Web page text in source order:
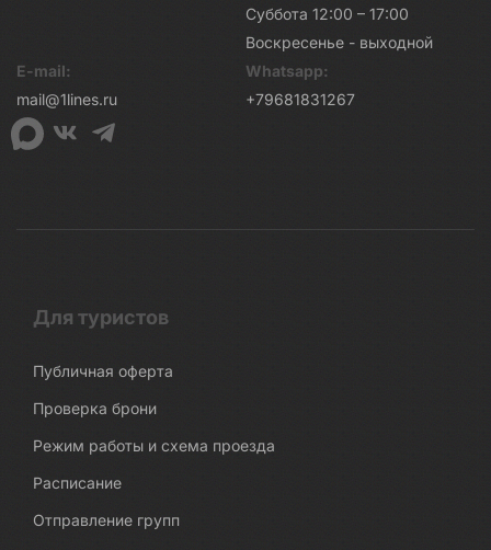
Суббота 12:00 – 17:00
Воскресенье - выходной
E-mail:
mail@1lines.ru
Whatsapp:
+79681831267
Для туристов
Публичная оферта
Проверка брони
Режим работы и схема проезда
Расписание
Отправление групп